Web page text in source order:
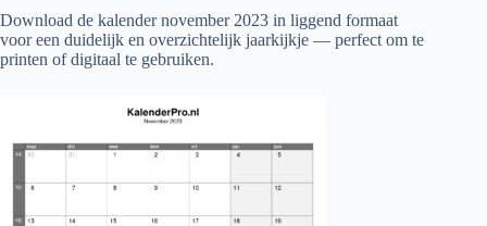
Download de kalender november 2023 in liggend formaat
voor een duidelijk en overzichtelijk jaarkijkje — perfect om te
printen of digitaal te gebruiken.